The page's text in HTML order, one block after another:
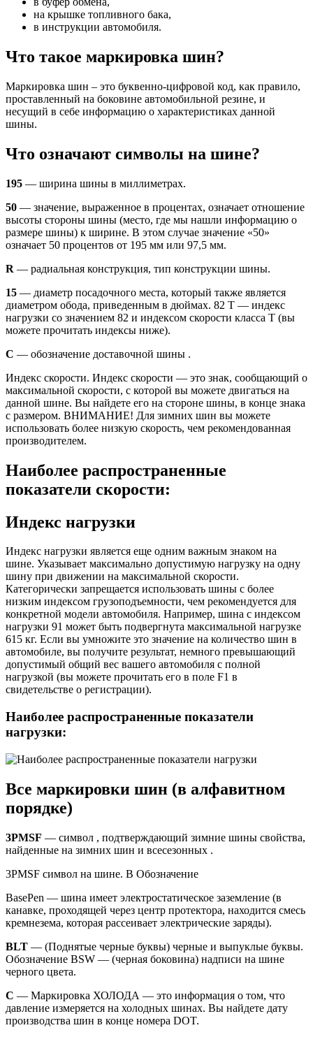
на крышке топливного бака,
в инструкции автомобиля.
Что такое маркировка шин?
Маркировка шин – это буквенно-цифровой код, как правило,
проставленный на боковине автомобильной резине, и
несущий в себе информацию о характеристиках данной
шины.
Что означают символы на шине?
195 — ширина шины в миллиметрах.
50 — значение, выраженное в процентах, означает отношение
высоты стороны шины (место, где мы нашли информацию о
размере шины) к ширине. В этом случае значение «50»
означает 50 процентов от 195 мм или 97,5 мм.
R — радиальная конструкция, тип конструкции шины.
15 — диаметр посадочного места, который также является
диаметром обода, приведенным в дюймах. 82 T — индекс
нагрузки со значением 82 и индексом скорости класса T (вы
можете прочитать индексы ниже).
С — обозначение доставочной шины .
Индекс скорости. Индекс скорости — это знак, сообщающий о
максимальной скорости, с которой вы можете двигаться на
данной шине. Вы найдете его на стороне шины, в конце знака
с размером. ВНИМАНИЕ! Для зимних шин вы можете
использовать более низкую скорость, чем рекомендованная
производителем.
Наиболее распространенные
показатели скорости:
Индекс нагрузки
Индекс нагрузки является еще одним важным знаком на
шине. Указывает максимально допустимую нагрузку на одну
шину при движении на максимальной скорости.
Категорически запрещается использовать шины с более
низким индексом грузоподъемности, чем рекомендуется для
конкретной модели автомобиля. Например, шина с индексом
нагрузки 91 может быть подвергнута максимальной нагрузке
615 кг. Если вы умножите это значение на количество шин в
автомобиле, вы получите результат, немного превышающий
допустимый общий вес вашего автомобиля с полной
нагрузкой (вы можете прочитать его в поле F1 в
свидетельстве о регистрации).
Наиболее распространенные показатели
нагрузки:
Все маркировки шин (в алфавитном
порядке)
3PMSF — символ , подтверждающий зимние шины свойства,
найденные на зимних шин и всесезонных .
3PMSF символ на шине. В Обозначение
BasePen — шина имеет электростатическое заземление (в
канавке, проходящей через центр протектора, находится смесь
кремнезема, которая рассеивает электрические заряды).
BLT — (Поднятые черные буквы) черные и выпуклые буквы.
Обозначение BSW — (черная боковина) надписи на шине
черного цвета.
С — Маркировка ХОЛОДА — это информация о том, что
давление измеряется на холодных шинах. Вы найдете дату
производства шин в конце номера DOT.